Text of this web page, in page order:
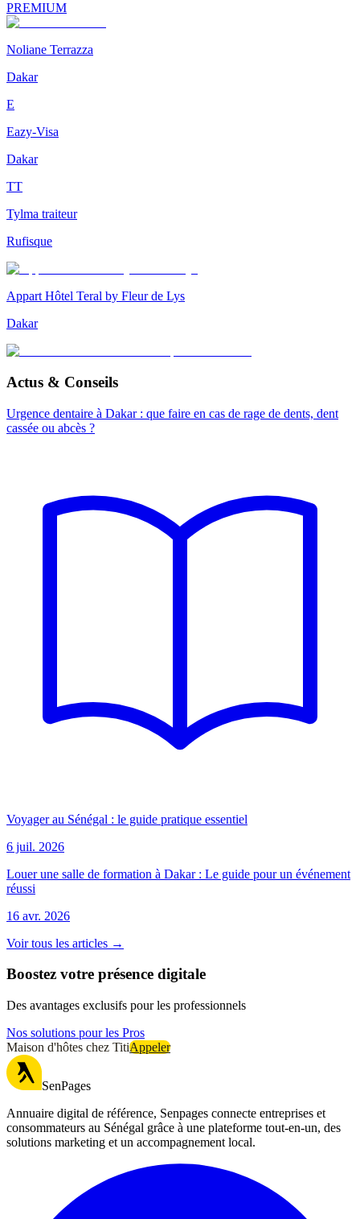
PREMIUM
Noliane Terrazza
Dakar
E
Eazy-Visa
Dakar
TT
Tylma traiteur
Rufisque
Appart Hôtel Teral by Fleur de Lys
Dakar
Actus & Conseils
Urgence dentaire à Dakar : que faire en cas de rage de dents, dent
cassée ou abcès ?
Voyager au Sénégal : le guide pratique essentiel
6 juil. 2026
Louer une salle de formation à Dakar : Le guide pour un événement
réussi
16 avr. 2026
Voir tous les articles →
Boostez votre présence digitale
Des avantages exclusifs pour les professionnels
Nos solutions pour les Pros
Maison d'hôtes chez TitiAppeler
SenPages
Annuaire digital de référence, Senpages connecte entreprises et
consommateurs au Sénégal grâce à une plateforme tout-en-un, des
solutions marketing et un accompagnement local.